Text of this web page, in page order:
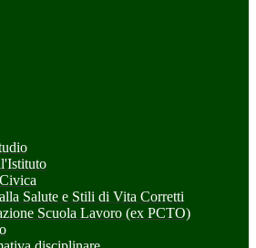
Salute e Stili di Vita Corretti
Scuola Lavoro (ex PCTO)